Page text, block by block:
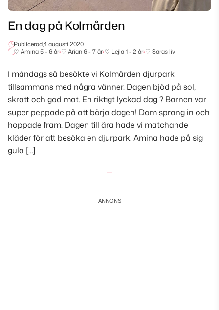
En dag på Kolmården
Publicerad,4 augusti 2020
♡ Amina 5 - 6 år•♡ Arian 6 - 7 år•♡ Lejla 1 - 2 år•♡ Saras liv
I måndags så besökte vi Kolmården djurpark
tillsammans med några vänner. Dagen bjöd på sol,
skratt och god mat. En riktigt lyckad dag ? Barnen var
super peppade på att börja dagen! Dom sprang in och
hoppade fram. Dagen till ära hade vi matchande
kläder för att besöka en djurpark. Amina hade på sig
gula […]